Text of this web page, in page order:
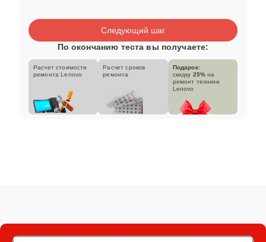
Следующий шаг
По окончанию теста вы получаете:
Расчет стоимости
ремонта Lenovo
Расчет сроков
ремонта
Подарок:
скидку 25% на
ремонт техники
Lenovo